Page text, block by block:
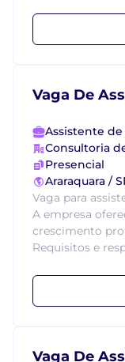
Vaga De
Assistente
Consultoria
Presencial
Araraquara /
Vaga para
A empresa
crescimento
Requisitos e
Vaga De